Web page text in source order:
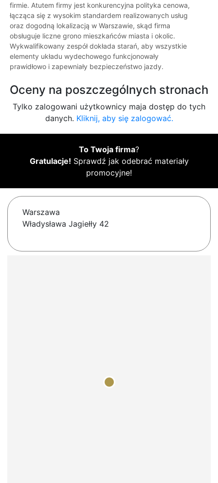
firmie. Atutem firmy jest konkurencyjna polityka cenowa,
łącząca się z wysokim standardem realizowanych usług
oraz dogodną lokalizacją w Warszawie, skąd firma
obsługuje liczne grono mieszkańców miasta i okolic.
Wykwalifikowany zespół dokłada starań, aby wszystkie
elementy układu wydechowego funkcjonowały
prawidłowo i zapewniały bezpieczeństwo jazdy.
Oceny na poszczególnych stronach
Tylko zalogowani użytkownicy maja dostęp do tych
danych. Kliknij, aby się zalogować.
To Twoja firma?
Gratulacje! Sprawdź jak odebrać materiały
promocyjne!
Warszawa
Władysława Jagiełły 42